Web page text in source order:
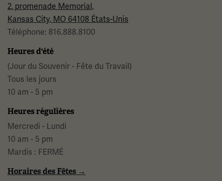
2, promenade Memorial,
Kansas City, MO 64108 États-Unis
Téléphone: 816.888.8100
Heures d'été
(Jour du Souvenir - Fête du Travail)
Tous les jours
10 am - 5 pm
Heures régulières
Mercredi - Lundi
10 am - 5 pm
Mardis : FERMÉ
Horaires des Fêtes →